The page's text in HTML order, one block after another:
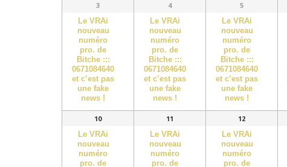
3
Le VRAi
nouveau
numéro
pro. de
Bitche :::
0671084640
et c’est pas
une fake
news !
4
Le VRAi
nouveau
numéro
pro. de
Bitche :::
0671084640
et c’est pas
une fake
news !
5
Le VRAi
nouveau
numéro
pro. de
Bitche :::
0671084640
et c’est pas
une fake
news !
10
Le VRAi
nouveau
numéro
pro. de
11
Le VRAi
nouveau
numéro
pro. de
12
Le VRAi
nouveau
numéro
pro. de